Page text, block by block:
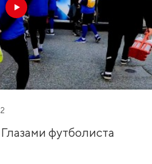
футболиста